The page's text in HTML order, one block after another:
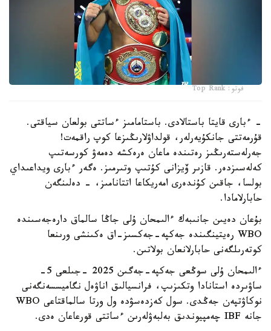
فوتو: Top Rank
- ءبارى قايتا باستالادى. باستامامىز ءساتتى بولعان سياقتى.
قۇرمەتتى جانكۇيەرلەر، قولداۋلارىڭىزعا كوپ راقمەت!
جەرلەستەرىڭىز رەتىندە ماعان ەرەكشە دەمەۋ كورسەتىپ
كەلەسىزدەر. قازىر ۆيزانى كۇتىپ وتىرمىز. ەگەر ءبارى ويداعىداي
بولسا، جاقىن كۇندەرى امەريكاعا اتتانامىز، - دەلىنگەن
حابارلامادا.
بۇعان دەيىن جانىبەك ءالىمحان ۇلى جاڭا سالماق دارەجەسىندە
WBO رەيتينگىندە جەكپە-جەكسىز-اق ەكىنشى ورىنعا
كوتەرىلگەنى حابارلانعان بولاتىن.
ءالىمحان ۇلى سوڭعى جەكپە-جەگىن 2025 -جىلعى 5-
ساۋىردە استانادا وتكىزىپ، فرانسيالىق اناۋەل نگاميسسەنگەنى
نوكاۋتپەن جەڭدى. سول كەزدەسۋدە ول ورتا سالماقتاعى WBO
جانە IBF چەمپيوندىق بەلبەۋلەرىن ءساتتى قورعاعان ەدى.